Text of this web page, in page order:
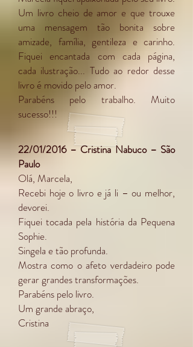
Um livro cheio de amor e que trouxe
uma mensagem tão bonita sobre
amizade, família, gentileza e carinho.
Fiquei encantada com cada página,
cada ilustração... Tudo ao redor desse
livro é movido pelo amor.
Parabéns pelo trabalho. Muito
sucesso!!!
22/01/2016 – Cristina Nabuco – São
Paulo
Olá, Marcela,
Recebi hoje o livro e já li – ou melhor,
devorei.
Fiquei tocada pela história da Pequena
Sophie.
Singela e tão profunda.
Mostra como o afeto verdadeiro pode
gerar grandes transformações.
Parabéns pelo livro.
Um grande abraço,
Cristina